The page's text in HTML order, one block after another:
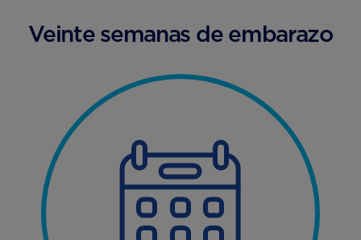
Veinte semanas de embarazo